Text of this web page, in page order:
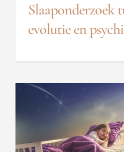
Slaaponderzoek
evolutie en